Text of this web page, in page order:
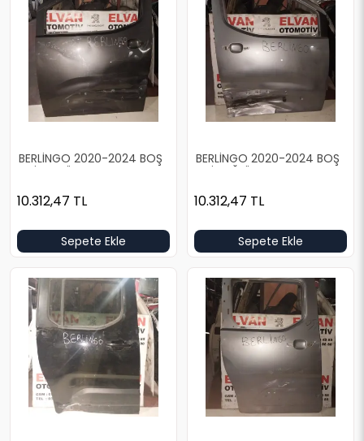
BERLİNGO 2020-2024 BOŞ
GRİ SOL ÖN KAPI
10.312,47 TL
Sepete Ekle
BERLİNGO 2020-2024 BOŞ
GRİ SAĞ ÖN KAPI
10.312,47 TL
Sepete Ekle